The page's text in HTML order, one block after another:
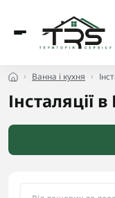
Ванна і кухня
Інсталяції